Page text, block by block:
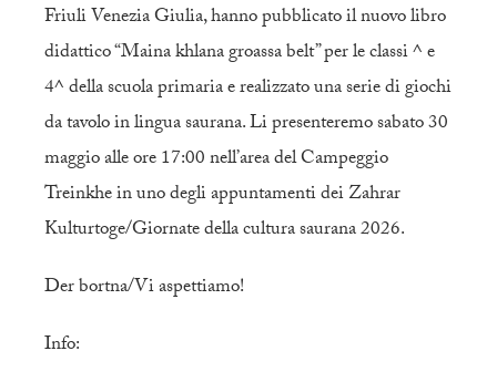
Friuli Venezia Giulia, hanno pubblicato il nuovo libro
didattico “Maina khlana groassa belt” per le classi ^ e
4^ della scuola primaria e realizzato una serie di giochi
da tavolo in lingua saurana. Li presenteremo sabato 30
maggio alle ore 17:00 nell’area del Campeggio
Treinkhe in uno degli appuntamenti dei Zahrar
Kulturtoge/Giornate della cultura saurana 2026.
Der bortna/Vi aspettiamo!
Info: